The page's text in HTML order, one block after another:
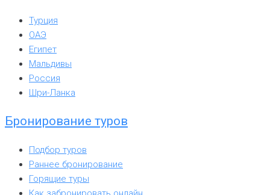
Турция
ОАЭ
Египет
Мальдивы
Россия
Шри-Ланка
Бронирование туров
Подбор туров
Раннее бронирование
Горящие туры